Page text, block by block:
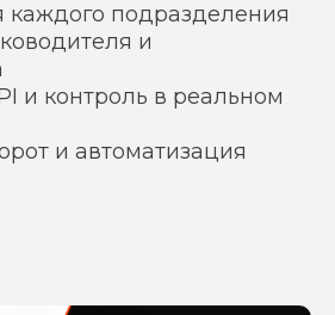
каждого подразделения
и
и контроль в реальном
и автоматизация